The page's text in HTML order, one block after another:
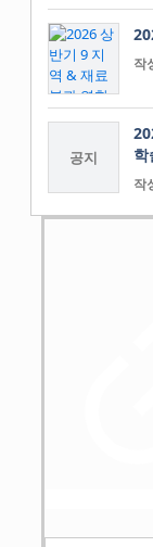
작
공지
학
작